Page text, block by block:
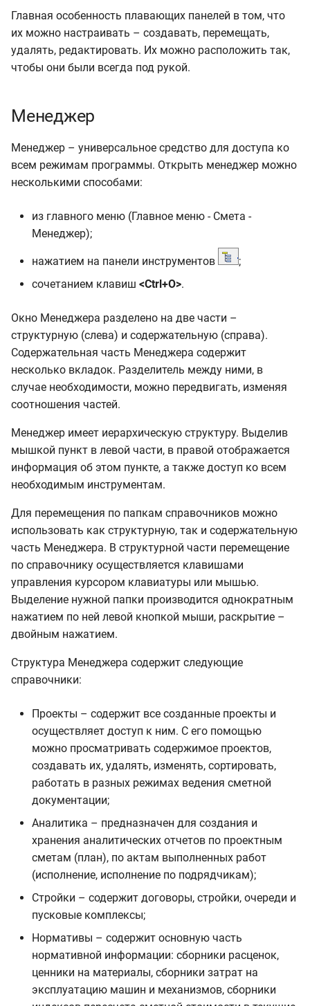
Главная особенность плавающих панелей в том, что
их можно настраивать – создавать, перемещать,
удалять, редактировать. Их можно расположить так,
чтобы они были всегда под рукой.
Менеджер
Менеджер – универсальное средство для доступа ко
всем режимам программы. Открыть менеджер можно
несколькими способами:
из главного меню (Главное меню - Смета -
Менеджер);
нажатием на панели инструментов
;
сочетанием клавиш <Ctrl+O>.
Окно Менеджера разделено на две части –
структурную (слева) и содержательную (справа).
Содержательная часть Менеджера содержит
несколько вкладок. Разделитель между ними, в
случае необходимости, можно передвигать, изменяя
соотношения частей.
Менеджер имеет иерархическую структуру. Выделив
мышкой пункт в левой части, в правой отображается
информация об этом пункте, а также доступ ко всем
необходимым инструментам.
Для перемещения по папкам справочников можно
использовать как структурную, так и содержательную
часть Менеджера. В структурной части перемещение
по справочнику осуществляется клавишами
управления курсором клавиатуры или мышью.
Выделение нужной папки производится однократным
нажатием по ней левой кнопкой мыши, раскрытие –
двойным нажатием.
Структура Менеджера содержит следующие
справочники:
Проекты – содержит все созданные проекты и
осуществляет доступ к ним. С его помощью
можно просматривать содержимое проектов,
создавать их, удалять, изменять, сортировать,
работать в разных режимах ведения сметной
документации;
Аналитика – предназначен для создания и
хранения аналитических отчетов по проектным
сметам (план), по актам выполненных работ
(исполнение, исполнение по подрядчикам);
Стройки – содержит договоры, стройки, очереди и
пусковые комплексы;
Нормативы – содержит основную часть
нормативной информации: сборники расценок,
ценники на материалы, сборники затрат на
эксплуатацию машин и механизмов, сборники